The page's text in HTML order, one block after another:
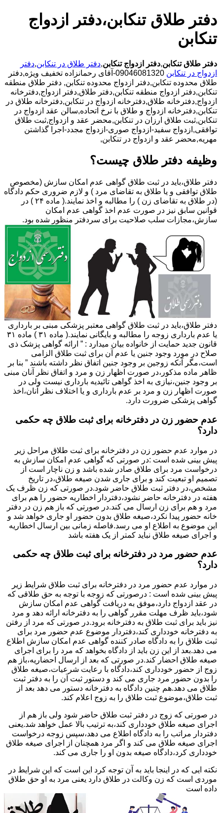
دفتر طلاق تنکابن،دفتر ازدواج
تنکابن
دفتر طلاق تنکابن,دفتر ازدواج تنکابن,دفتر طلاق در تنکابن,دفتر
ازدواج در تنکابن
09046081320-آقای رحمانزاده تخفیف ویژه,دفتر
طلاق محدوده تنکابن,دفتر ازدواج محدوده تنکابن, دفتر طلاق منطقه
تنکابن,دفتر ازدواج منطقه تنکابن,دفتر طلاق,دفتر ازدواج,دفترخانه
ازدواج,دفترخانه طلاق,دفترخانه ازدواج در تنکابن,دفترخانه طلاق در
تنکابن,دفترخانه ازدواج و طلاق با نرخ اتحاده,سالن عقد ازدواج در
تنکابن,ثبت طلاق ارزان در تنکابن,محضر عقد و ازدواج,ثبت طلاق
توافقی,ازدواج سفید-ازدواج صوری-ازدواج مجدد-اجرا گذاشتن
مهریه,محضر عقد و ازدواج در تنکابن,
وظیفه دفتر طلاق چیست؟
دفتر طلاق،باید در ثبت طلاق گواهی عدم امکان سازش (مخصوص
طلاق توافقی و یا طلاق به تقاضای مرد ) و لازم ضروری حکم دادگاه
(در طلاق به تقاضای زن ) را مطالبه و اخذ نمایند.( ماده ۲۴ ) در
قوانین سابق نیز در صورت عدم اخذ گواهی عدم امکان
سازش،مجازات سلب صلاحیت برای سردفتر منظور شده بود.
دفتر طلاق،باید در ثبت طلاق گواهی معتبر پزشکی مبنی بر بارداری
یا عدم بارداری زوجه را مطالبه و بایگانی نمایند.( ماده ۳۱ ) ماده ۳۱
قانون جدید حمایت از خانواده بیان میدارد : ” ارائه گواهی پزشک ذی
صلاح در مورد وجود جنین یا عدم آن برای ثبت طلاق الزامی
است،مگر آنکه زوجین بر وجود جنین اتفاق نظر داشته باشند ” بنا بر
ظاهر ماده مذکور،در صورت اظهار زن و مرد و اتفاق نظر آنان مبنی
بر وجود جنین،نیازی به اخذ گواهی تائیدیه بارداری نیست ولی در
صورت اظهار زن و مرد بر عدم بارداری و یا اختلاف نظر آنان،اخذ
گواهی پزشکی ضرورت دارد.
عدم حضور زن در دفترخانه برای ثبت طلاق چه حکمی
دارد؟
در موارد عدم حضور زن در دفترخانه برای ثبت طلاق مراحل زیر
پیش بینی شده است :در صورتی که گواهی عدم امکان سازش به
درخواست مرد برای طلاق صادر شده باشد و زن ناچار است از
تصمیم او تبعیت کند و برای جاری شدن صیغه طلاق،در تاریخ
مشخص،در دفتر ثبت طلاق حاضر شود.در صورتی که زن ظرف یک
هفته در دفترخانه حاضر نشود،دفتردار اخطاریه حضور را هم برای
مرد و هم برای زن ارسال می کند.در صورتی که باز هم زن در دفتر
خانه حضور پیدا نکرد،صیغه طلاق بدون حضور او جاری خواهد شد و
این موضوع به اطلاع او می رسد.فاصله زمانی بین ارسال اخطاریه
و اجرای صیغه طلاق نباید کمتر از یک هفته باشد
عدم حضور مرد در دفترخانه برای ثبت طلاق چه حکمی
دارد؟
در موارد عدم حضور مرد در دفترخانه برای ثبت طلاق شرایط زیر
پیش بینی شده است : درصورتی که زوجه با توجه به حق طلاقی که
در عقد ازدواج دارد،موفق به دریافت گواهی عدم امکان سازش
شود،باید ظرف مهلت مقرر گواهی را به دفترخانه ارائه دهد و مرد
نیز باید برای ثبت طلاق به دفترخانه برود.در صورتی که مرد از رفتن
به دفترخانه خودداری کند،دفتردار موضوع عدم حضور مرد برای
ثبت طلاق را به دادگاه صادر کننده گواهی عدم امکان سازش اطلاع
می دهد.بعد از این زن باید از دادگاه بخواهد که مرد را برای اجرای
صیغه طلاق احضار کند.در صورتی که بعد از ارسال احضاریه،باز هم
زوج از حضور خودداری کند،دادگاه با رعایت شرعیات،صیغه طلاق
را بدون حضور مرد جاری می کند و دستور ثبت آن را به دفتر ثبت
طلاق می دهد.هم چنین دادگاه به دفترخانه دستور می دهد بعد از
ثبت طلاق،موضوع ثبت طلاق را به زوج اعلام کند.
در صورتی که زوج در دفتر ثبت طلاق حاضر شود ولی باز هم از
اجرای صیغه طلاق خودداری کند،به ترتیب بالا عمل خواهد شد.یعنی
دفتردار مراتب را به دادگاه اطلاع می دهد،سپس زوجه درخواست
اجرای صیغه طلاق می کند و اگر مرد همچنان از اجرای صیغه طلاق
خودداری کرد،دادگاه صیغه بدون او را جاری می کند.
نکته ایی که در اینجا باید به آن توجه کرد این است که این شرایط در
موردی است که زن وکالت در طلاق دارد یعنی مرد به او حق طلاق
داده است